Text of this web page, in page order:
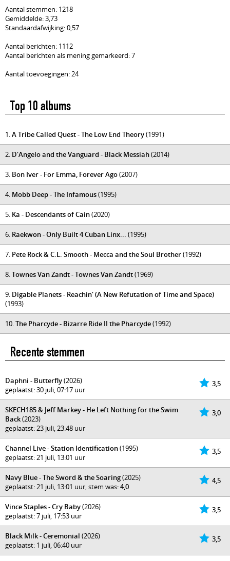
Aantal stemmen: 1218
Gemiddelde: 3,73
Standaardafwijking: 0,57
Aantal berichten: 1112
Aantal berichten als mening gemarkeerd: 7
Aantal toevoegingen: 24
Top 10 albums
1.A Tribe Called Quest - The Low End Theory(1991)
2. D'Angelo and the Vanguard - Black Messiah(2014)
3. Bon Iver - For Emma, Forever Ago(2007)
4. Mobb Deep - The Infamous(1995)
5. Ka - Descendants of Cain(2020)
6. Raekwon - Only Built 4 Cuban Linx... (1995)
7. Pete Rock & C.L. Smooth - Mecca and the Soul Brother(1992)
8.Townes Van Zandt - Townes Van Zandt(1969)
9. Digable Planets - Reachin' (A New Refutation of Time and Space)
(1993)
10.The Pharcyde - Bizarre Ride II the Pharcyde(1992)
Recente stemmen
3,5
Daphni - Butterfly(2026)
geplaatst: 30 juli, 07:17 uur
3,0
SKECH185 & Jeff Markey - He Left Nothing for the Swim
Back(2023)
geplaatst: 23 juli, 23:48 uur
3,5
Channel Live - Station Identification(1995)
geplaatst: 21 juli, 13:01 uur
4,5
Navy Blue - The Sword & the Soaring(2025)
geplaatst: 21 juli, 13:01 uur, stem was:4,0
3,5
Vince Staples - Cry Baby(2026)
geplaatst: 7 juli, 17:53 uur
3,5
Black Milk - Ceremonial (2026)
geplaatst: 1 juli, 06:40 uur